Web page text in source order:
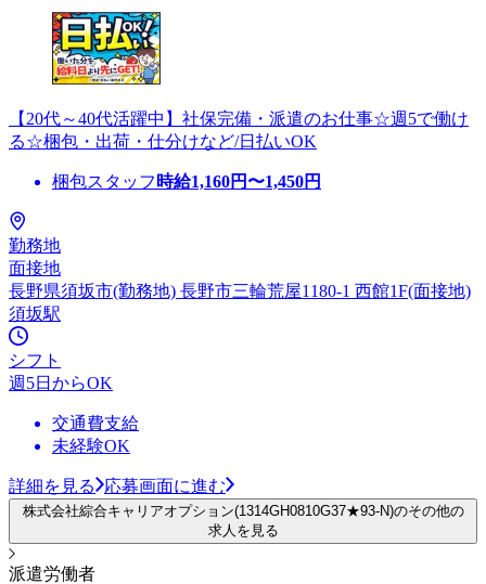
【20代～40代活躍中】社保完備・派遣のお仕事☆週5で働け
る☆梱包・出荷・仕分けなど/日払いOK
梱包スタッフ 時給1,160円〜1,450円
勤務地
面接地
長野県須坂市(勤務地) 長野市三輪荒屋1180-1 西館1F(面接地)
須坂駅
シフト
週5日からOK
交通費支給
未経験OK
詳細を見る 応募画面に進む
株式会社綜合キャリアオプション(1314GH0810G37★93-N)のその他の
求人を見る
派遣労働者